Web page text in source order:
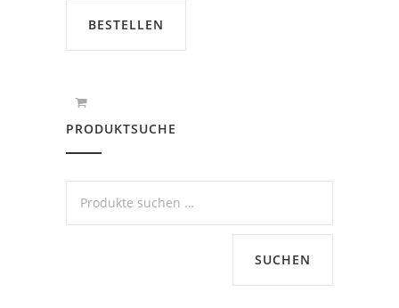
BESTELLEN
PRODUKTSUCHE
SUCHEN